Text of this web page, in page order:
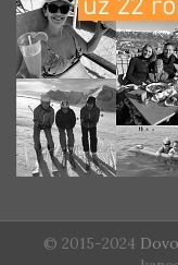
© 2015-2024